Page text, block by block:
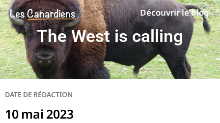
Découvrir le blog
The West is calling
DATE DE RÉDACTION
10 mai 2023